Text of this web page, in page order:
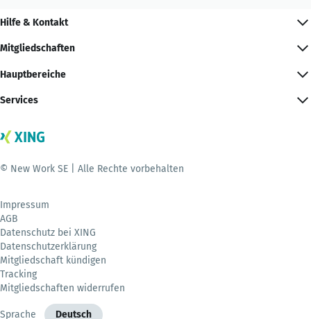
Hilfe & Kontakt
Mitgliedschaften
Hauptbereiche
Services
© New Work SE | Alle Rechte vorbehalten
Impressum
AGB
Datenschutz bei XING
Datenschutzerklärung
Mitgliedschaft kündigen
Tracking
Mitgliedschaften widerrufen
Sprache Deutsch